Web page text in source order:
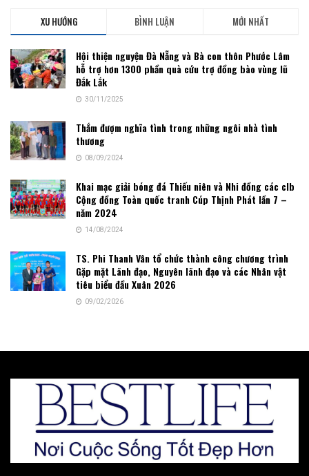
XU HƯỚNG BÌNH LUẬN MỚI NHẤT
Hội thiện nguyện Đà Nẵng và Bà con thôn Phước Lâm
hỗ trợ hơn 1300 phần quà cứu trợ đồng bào vùng lũ
Đắk Lắk
30/11/2025
Thắm đượm nghĩa tình trong những ngôi nhà tình
thương
08/09/2024
Khai mạc giải bóng đá Thiếu niên và Nhi đồng các clb
Cộng đồng Toàn quốc tranh Cúp Thịnh Phát lần 7 –
năm 2024
14/08/2024
TS. Phi Thanh Vân tổ chức thành công chương trình
Gặp mặt Lãnh đạo, Nguyên lãnh đạo và các Nhân vật
tiêu biểu đầu Xuân 2026
09/02/2026